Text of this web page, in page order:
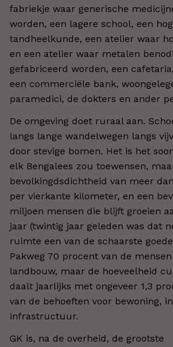
fabriekje waar generische
worden, een lagere school, een
tandheelkunde, een atelier waar
en een atelier waar metalen
gefabriceerd worden, een
een commerciële bank,
paramedici, de dokters en ander
De omgeving doet ruraal aan.
langs lange wandelwegen langs
door stevige bomen. Het is het
elk Bengalees zou toewensen,
bevolkingdsdichtheid van meer
per vierkante kilometer, en een
miljoen mensen die blijft groeien
jaar (twintig jaar geleden was dat
ruimte een van de schaarste
Pakweg 70 procent van de
landbouw, maar de hoeveelheid
daalt jaarlijks met ongeveer 1,3
van de behoeften voor bewoning,
infrastructuur.
GK is, na de overheid, de grootste